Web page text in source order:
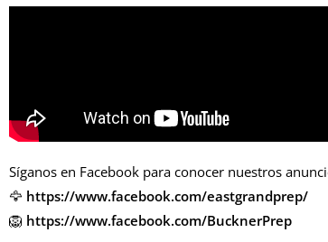
Síganos en Facebook para conocer nuestros
🦅 https://www.facebook.com/eastgrandprep/
🦁 https://www.facebook.com/BucknerPrep